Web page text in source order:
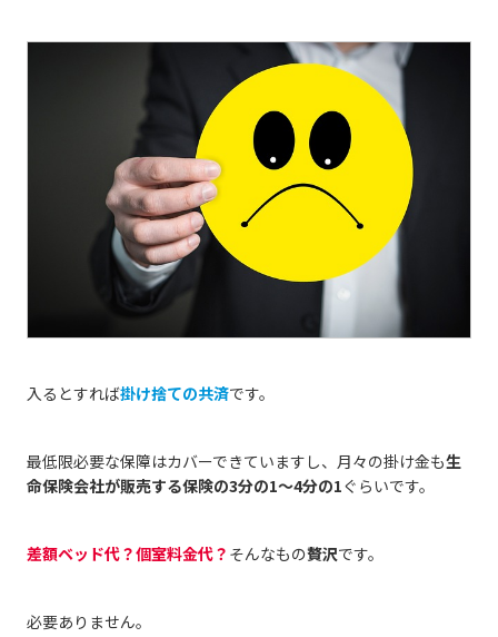
入るとすれば掛け捨ての共済です。
最低限必要な保障はカバーできていますし、月々の掛け金も生
命保険会社が販売する保険の3分の1～4分の1ぐらいです。
差額ベッド代？個室料金代？ そんなもの贅沢です。
必要ありません。